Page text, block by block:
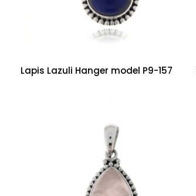
Lapis Lazuli Hanger model P9-157